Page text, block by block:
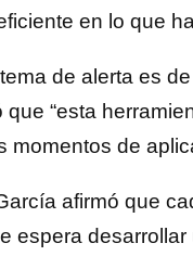
en lo que
de alerta es
“esta
momentos de
afirmó que
espera